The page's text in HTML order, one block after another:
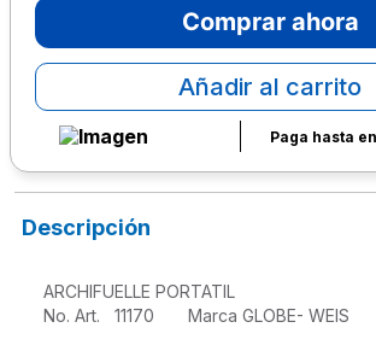
Comprar ahora
Añadir al carrito
Paga hasta
Descripción
ARCHIFUELLE PORTATIL
No. Art.   11170       Marca GLOBE- WEIS
10